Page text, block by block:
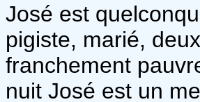
José est
pigiste, marié,
franchement
nuit José est un